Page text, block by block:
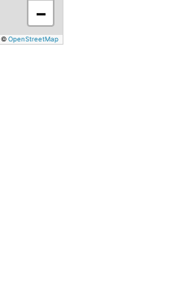
−
©OpenStreetMap